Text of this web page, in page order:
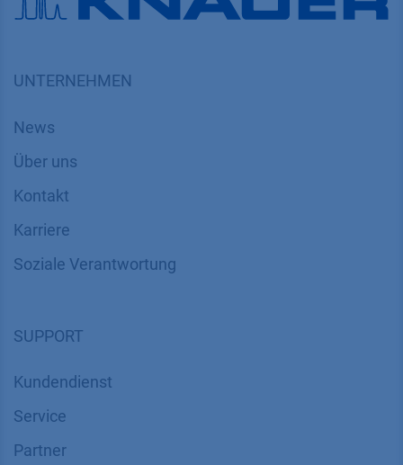
UNTERNEHMEN
News
Über uns
Kontakt
Karriere
Soziale Verantwortung
SUPPORT
Kundendienst
Service
Partner